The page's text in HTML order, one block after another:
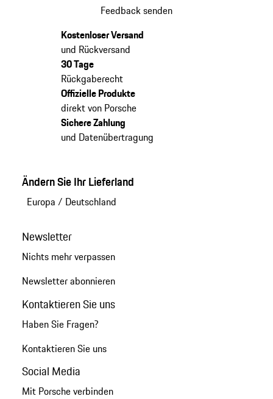
Feedback senden
Kostenloser Versand
und Rückversand
30 Tage
Rückgaberecht
Offizielle Produkte
direkt von Porsche
Sichere Zahlung
und Datenübertragung
Ändern Sie Ihr Lieferland
Europa / Deutschland
Newsletter
Nichts mehr verpassen
Newsletter abonnieren
Kontaktieren Sie uns
Haben Sie Fragen?
Kontaktieren Sie uns
Social Media
Mit Porsche verbinden